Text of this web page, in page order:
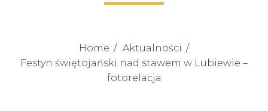
Home
Aktualności
Festyn świętojański nad stawem w Lubiewie –
fotorelacja